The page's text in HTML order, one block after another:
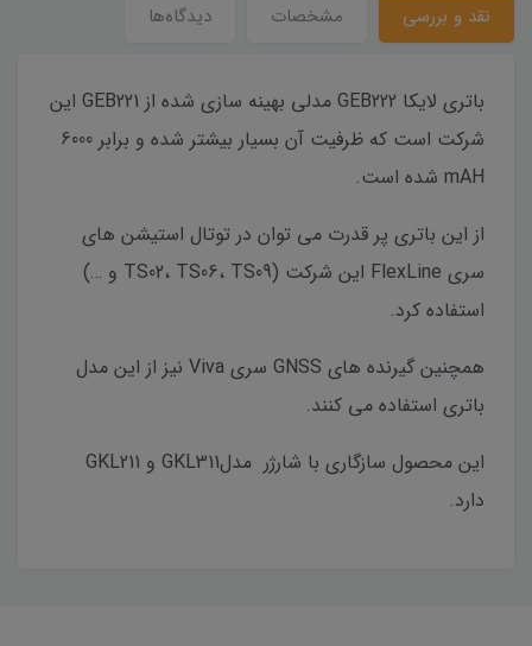
نقد و بررسی مشخصات دیدگاه‌ها
باتری لایکا GEB222 مدلی بهینه سازی شده از GEB221 این
شرکت است که ظرفیت آن بسیار بیشتر شده و برابر 6000
mAH شده است.
از این باتری پر قدرت می توان در توتال استیشن های
سری FlexLine این شرکت (TS02، TS06، TS09 و …)
استفاده کرد.
همچنین گیرنده های GNSS سری Viva نیز از این مدل
باتری استفاده می کنند.
این محصول سازگاری با شارژر مدلGKL311 و GKL211
دارد.